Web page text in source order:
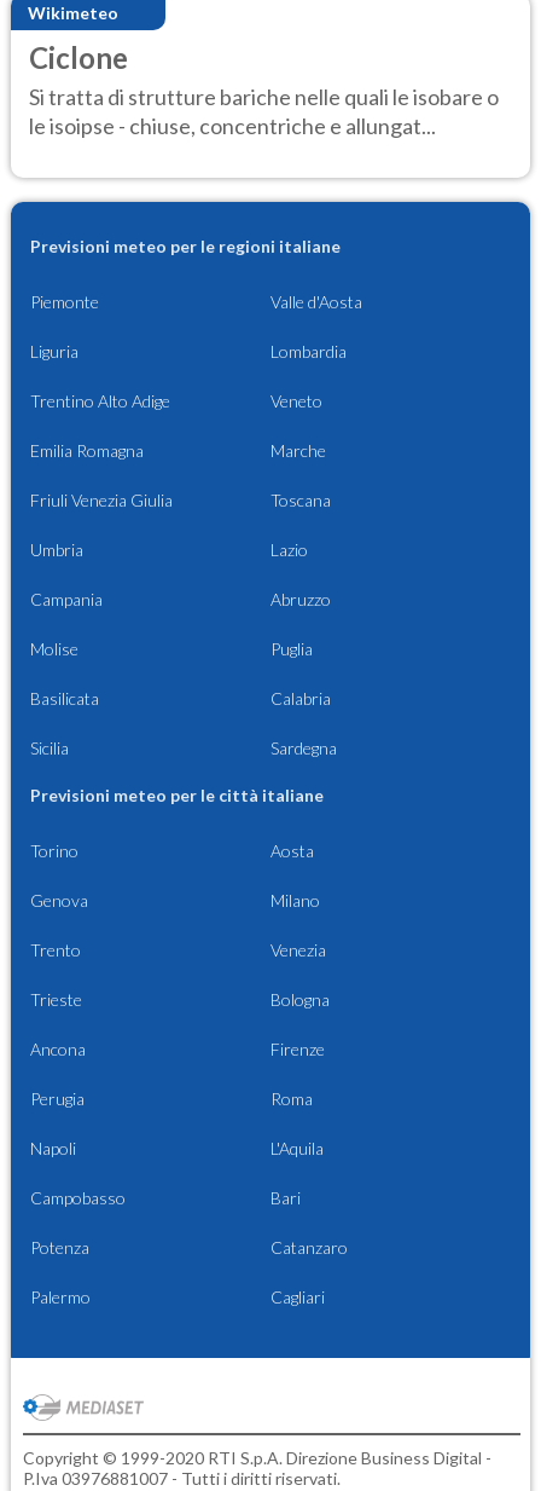
Wikimeteo
Ciclone
Si tratta di strutture bariche nelle quali le isobare o
le isoipse - chiuse, concentriche e allungat...
Previsioni meteo per le regioni italiane
Piemonte Valle d'Aosta
Liguria Lombardia
Trentino Alto Adige Veneto
Emilia Romagna Marche
Friuli Venezia Giulia Toscana
Umbria Lazio
Campania Abruzzo
Molise Puglia
Basilicata Calabria
Sicilia Sardegna
Previsioni meteo per le città italiane
Torino Aosta
Genova Milano
Trento Venezia
Trieste Bologna
Ancona Firenze
Perugia Roma
Napoli L'Aquila
Campobasso Bari
Potenza Catanzaro
Palermo Cagliari
Copyright © 1999-2020 RTI S.p.A. Direzione Business Digital -
P.Iva 03976881007 - Tutti i diritti riservati.